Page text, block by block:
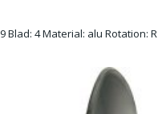
Blad: 4 Material: alu Rotation: R